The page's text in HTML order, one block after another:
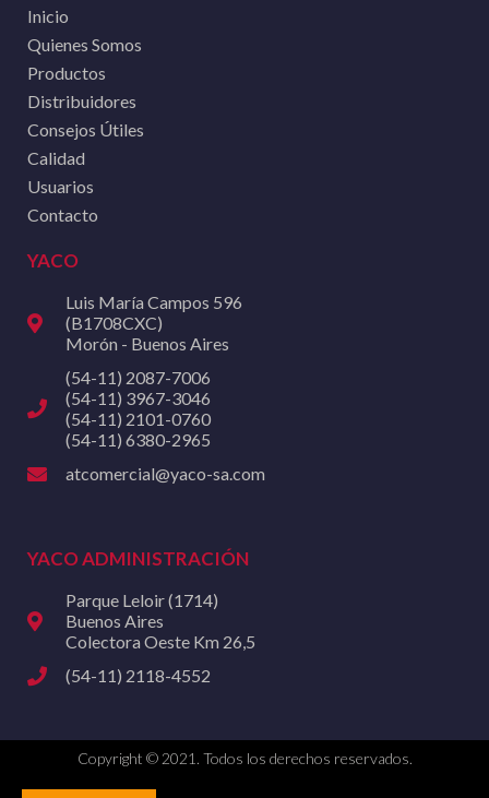
Inicio
Quienes Somos
Productos
Distribuidores
Consejos Útiles
Calidad
Usuarios
Contacto
YACO
Luis María Campos 596
(B1708CXC)
Morón - Buenos Aires
(54-11) 2087-7006
(54-11) 3967-3046
(54-11) 2101-0760
(54-11) 6380-2965
atcomercial@yaco-sa.com
YACO ADMINISTRACIÓN
Parque Leloir (1714)
Buenos Aires
Colectora Oeste Km 26,5
(54-11) 2118-4552
Copyright © 2021. Todos los derechos reservados.